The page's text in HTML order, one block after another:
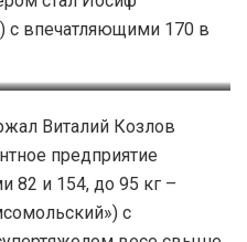
впечатляющими 170 в
Виталий Козлов
предприятие
82 и 154, до 95 кг –
с